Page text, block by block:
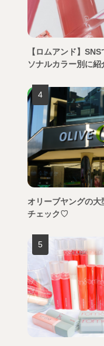
【ロムアンド】
ソナルカラー別に紹
オリーブヤングの
チェック♡